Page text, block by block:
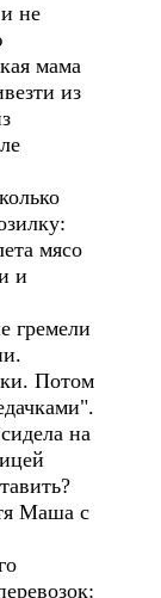
не
мама
из
мясо
и
гремели
Потом
на
Маша с